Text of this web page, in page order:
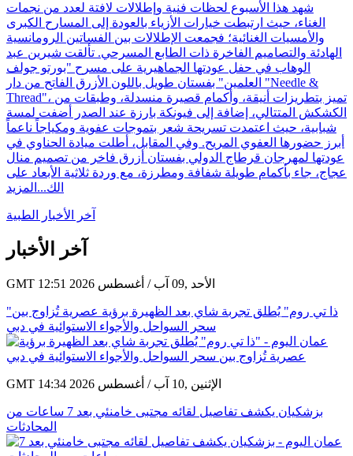
شهد هذا الأسبوع لحظات فنية وإطلالات لافتة لعدد من نجمات
الغناء، حيث ارتبطت خيارات الأزياء بالعودة إلى المسارح الكبرى
والأمسيات الغنائية؛ فجمعت الإطلالات بين الفساتين الرومانسية
الهادئة والتصاميم الفاخرة ذات الطابع المسرحي. تألقت شيرين عبد
الوهاب في حفل عودتها الجماهيرية على مسرح "بورتو جولف
العلمين" بفستان طويل باللون الأزرق الفاتح من دار "Needle &
Thread"، تميز بتطريزات أنيقة، وأكمام قصيرة منسدلة، وطبقات من
الكشكش المتتالي، إضافة إلى فيونكة بارزة عند الصدر أضفت لمسة
شبابية، حيث اعتمدت تسريحة شعر بتموجات عفوية ومكياجاً ناعماً
أبرز حضورها العفوي المريح. وفي المقابل، أطلت ميادة الحناوي في
عودتها لمهرجان قرطاج الدولي بفستان أزرق فاخر من تصميم منال
عجاج، جاء بأكمام طويلة شفافة ومطرزة، مع وردة ثلاثية الأبعاد على
الك... المزيد
آخر الأخبار الطبية
آخر الأخبار
GMT 12:51 2026 الأحد ,09 آب / أغسطس
"ذا تي روم" يُطلق تجربة شاي بعد الظهيرة برؤية عصرية تُزاوج بين
سحر السواحل والأجواء الاستوائية في دبي
GMT 14:34 2026 الإثنين ,10 آب / أغسطس
بزشكيان يكشف تفاصيل لقائه مجتبى خامنئي بعد 7 ساعات من
المحادثات